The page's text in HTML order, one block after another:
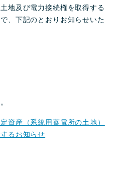
地及び電力接続権を取得する
、下記のとおりお知らせいた
資産（系統用蓄電所の土地）
るお知らせ